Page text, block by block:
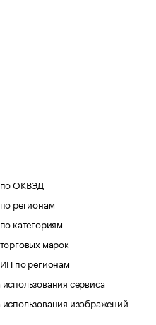
по ОКВЭД
регионам
категориям
марок
по регионам
сервиса
изображений